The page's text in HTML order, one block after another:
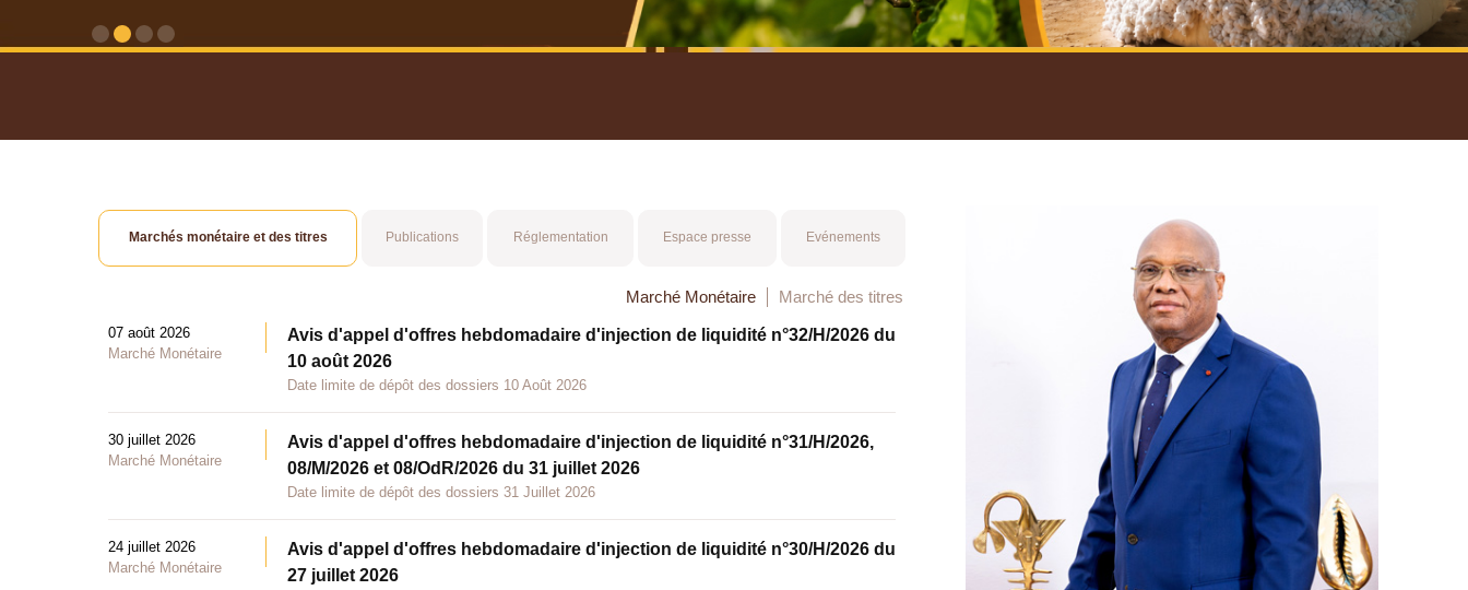
Marchés monétaire et des titres Publications Réglementation Espace presse Evénements
Marché Monétaire Marché des titres
07 août 2026
Marché Monétaire
Avis d'appel d'offres hebdomadaire d'injection de liquidité n°32/H/2026 du
10 août 2026
Date limite de dépôt des dossiers 10 Août 2026
30 juillet 2026
Marché Monétaire
Avis d'appel d'offres hebdomadaire d'injection de liquidité n°31/H/2026,
08/M/2026 et 08/OdR/2026 du 31 juillet 2026
Date limite de dépôt des dossiers 31 Juillet 2026
24 juillet 2026
Marché Monétaire
Avis d'appel d'offres hebdomadaire d'injection de liquidité n°30/H/2026 du
27 juillet 2026